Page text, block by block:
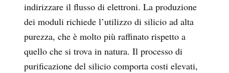
indirizzare il flusso di elettroni. La produzione
dei moduli richiede l’utilizzo di silicio ad alta
purezza, che è molto più raffinato rispetto a
quello che si trova in natura. Il processo di
purificazione del silicio comporta costi elevati,